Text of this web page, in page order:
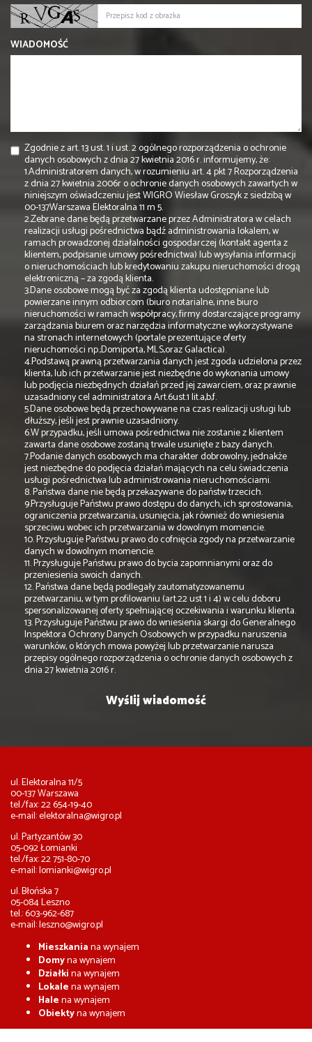
WIADOMOŚĆ
Zgodnie z art. 13 ust. 1 i ust. 2 ogólnego rozporządzenia o ochronie
danych osobowych z dnia 27 kwietnia 2016 r. informujemy, że:
1.Administratorem danych, w rozumieniu art. 4 pkt 7 Rozporządzenia
z dnia 27 kwietnia 2006r o ochronie danych osobowych zawartych w
niniejszym oświadczeniu jest WIGRO Wiesław Groszyk z siedzibą w
00-137Warszawa Elektoralna 11 m 5.
2.Zebrane dane będą przetwarzane przez Administratora w celach
realizacji usługi pośrednictwa bądź administrowania lokalem, w
ramach prowadzonej działalności gospodarczej (kontakt agenta z
klientem, podpisanie umowy pośrednictwa) lub wysyłania informacji
o nieruchomościach lub kredytowaniu zakupu nieruchomości drogą
elektroniczną – za zgodą klienta.
3.Dane osobowe mogą być za zgodą klienta udostępniane lub
powierzane innym odbiorcom (biuro notarialne, inne biuro
nieruchomości w ramach współpracy, firmy dostarczające programy
zarządzania biurem oraz narzędzia informatyczne wykorzystywane
na stronach internetowych (portale prezentujące oferty
nieruchomości np.;Domiporta, MLS,oraz Galactica).
4.Podstawą prawną przetwarzania danych jest zgoda udzielona przez
klienta, lub ich przetwarzanie jest niezbędne do wykonania umowy
lub podjęcia niezbędnych działań przed jej zawarciem, oraz prawnie
uzasadniony cel administratora Art.6ust.1 lit.a,b,f.
5.Dane osobowe będą przechowywane na czas realizacji usługi lub
dłuższy, jeśli jest prawnie uzasadniony.
6.W przypadku, jeśli umowa pośrednictwa nie zostanie z klientem
zawarta dane osobowe zostaną trwale usunięte z bazy danych.
7.Podanie danych osobowych ma charakter dobrowolny, jednakże
jest niezbędne do podjęcia działań mających na celu świadczenia
usługi pośrednictwa lub administrowania nieruchomościami.
8. Państwa dane nie będą przekazywane do państw trzecich.
9.Przysługuje Państwu prawo dostępu do danych, ich sprostowania,
ograniczenia przetwarzania, usunięcia, jak również do wniesienia
sprzeciwu wobec ich przetwarzania w dowolnym momencie.
10. Przysługuje Państwu prawo do cofnięcia zgody na przetwarzanie
danych w dowolnym momencie.
11. Przysługuje Państwu prawo do bycia zapomnianymi oraz do
przeniesienia swoich danych.
12. Państwa dane będą podlegały zautomatyzowanemu
przetwarzaniu, w tym profilowaniu (art.22 ust 1 i 4) w celu doboru
spersonalizowanej oferty spełniającej oczekiwania i warunku klienta.
13. Przysługuje Państwu prawo do wniesienia skargi do Generalnego
Inspektora Ochrony Danych Osobowych w przypadku naruszenia
warunków, o których mowa powyżej lub przetwarzanie narusza
przepisy ogólnego rozporządzenia o ochronie danych osobowych z
dnia 27 kwietnia 2016 r.
ul. Elektoralna 11/5
00-137 Warszawa
tel./fax: 22 654-19-40
e-mail:elektoralna@wigro.pl
ul. Partyzantów 30
05-092 Łomianki
tel./fax: 22 751-80-70
e-mail:lomianki@wigro.pl
ul. Błońska 7
05-084 Leszno
tel.: 603-962-687
e-mail:leszno@wigro.pl
Mieszkaniana wynajem
Domyna wynajem
Działkina wynajem
Lokalena wynajem
Halena wynajem
Obiektyna wynajem